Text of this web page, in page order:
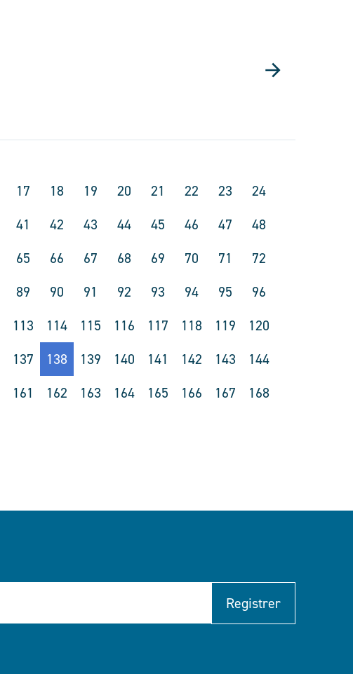
17 18 19 20 21 22 23
24
41 42 43 44 45 46 47
48
65 66 67 68 69 70 71
72
89 90 91 92 93 94 95
96
113 114 115 116 117 118 119
120
137 138 139 140 141 142 143
144
161 162 163 164 165 166 167
168
Registrer